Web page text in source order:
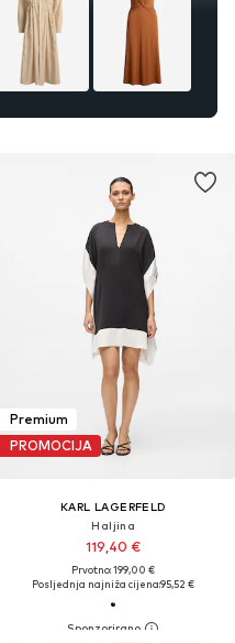
Premium
PROMOCIJA
KARL LAGERFELD
Haljina
119,40 €
Prvotno: 199,00 €
Posljednja najniža cijena:95,52 €